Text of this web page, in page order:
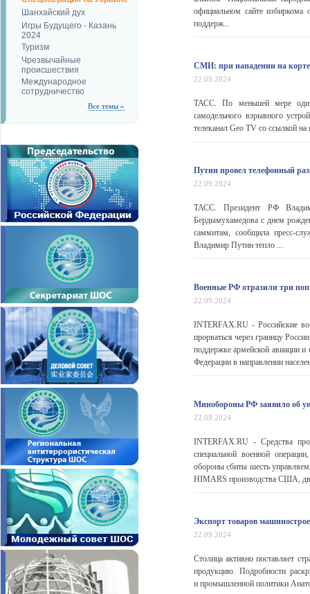
Шанхайский дух
Игры Будущего - Казань
2024
Туризм
Чрезвычайные
происшествия
Международное
сотрудничество
Все темы »
официальном сайте избиркома
поддерж...
СМИ: при нападении на
22.09.2024
ТАСС. По меньшей мере один
самодельного взрывного
телеканал Geo TV со ссылкой
Путин провел телефонный
22.09.2024
ТАСС. Президент РФ
Бердымухамедова с днем
саммитам, сообщила пресс-
Владимир Путин тепло ...
Военные РФ отразили три
22.09.2024
INTERFAX.RU - Российские
прорваться через границу
поддержке армейской авиации
Федерации в направлении
Минобороны РФ заявило об
22.09.2024
INTERFAX.RU - Средства
специальной военной
обороны сбиты шесть
HIMARS производства США,
Экспорт товаров
22.09.2024
Столица активно поставляет
продукцию. Подробности
и промышленной политики